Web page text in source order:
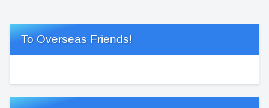
To Overseas Friends!